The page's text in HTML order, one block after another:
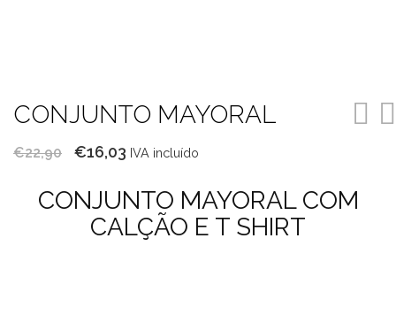
CONJUNTO MAYORAL
€22,90
O
original
era:
€16,03 O
atual
é:
IVA incluído
CONJUNTO MAYORAL COM
CALÇÃO E T SHIRT